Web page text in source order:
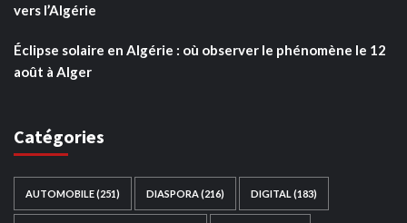
vers l’Algérie
Éclipse solaire en Algérie : où observer le phénomène le 12
août à Alger
Catégories
AUTOMOBILE(251) DIASPORA (216) DIGITAL (183)